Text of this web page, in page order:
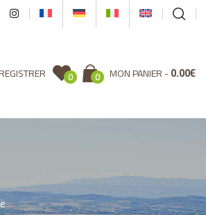
0 0 MON PANIER 0.00€